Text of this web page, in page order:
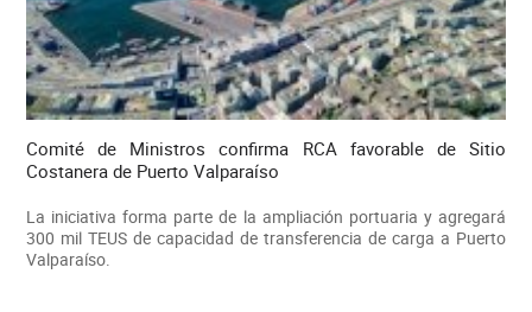
Comité de Ministros confirma RCA favorable de Sitio
Costanera de Puerto Valparaíso
La iniciativa forma parte de la ampliación portuaria y agregará
300 mil TEUS de capacidad de transferencia de carga a Puerto
Valparaíso.